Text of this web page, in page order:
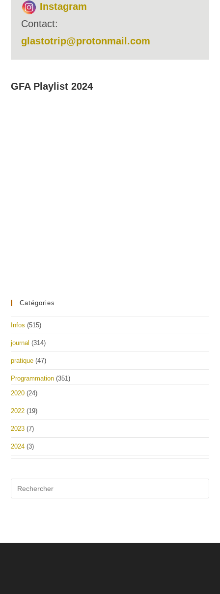
Instagram
Contact:
glastotrip@protonmail.com
GFA Playlist 2024
Catégories
Infos (515)
journal (314)
pratique (47)
Programmation (351)
2020 (24)
2022 (19)
2023 (7)
2024 (3)